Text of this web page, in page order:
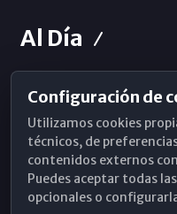
Al Día
Horarios de Misa
Hemeroteca
WhatsApp
Configuración de
Utilizamos cookies
técnicos, de
contenidos externos
Puedes aceptar todas
opcionales o